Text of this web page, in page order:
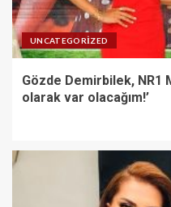
UNCATEGORIZED
Gözde Demirbilek, NR1
olarak var olacağım!’